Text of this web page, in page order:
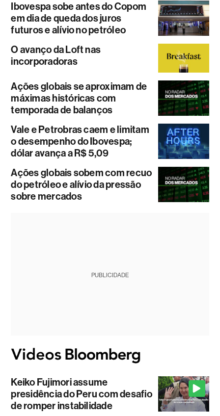
Ibovespa sobe antes do Copom
em dia de queda dos juros
futuros e alívio no petróleo
O avanço da Loft nas
incorporadoras
Ações globais se aproximam de
máximas históricas com
temporada de balanços
Vale e Petrobras caem e limitam
o desempenho do Ibovespa;
dólar avança a R$ 5,09
Ações globais sobem com recuo
do petróleo e alívio da pressão
sobre mercados
PUBLICIDADE
Keiko Fujimori assume
presidência do Peru com desafio
de romper instabilidade